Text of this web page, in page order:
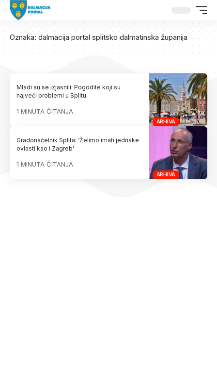
Oznaka: dalmacija portal splitsko dalmatinska županija
ARHIVA
Mladi su se izjasnili: Pogodite koji su
najveći problemi u Splitu
1 MINUTA ČITANJA
ARHIVA
Gradonačelnik Splita: ‘Želimo imati jednake
ovlasti kao i Zagreb’
1 MINUTA ČITANJA